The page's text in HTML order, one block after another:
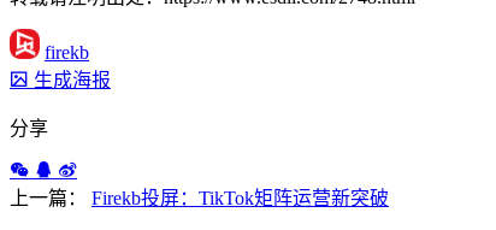
firekb
生成海报
分享
上一篇： Firekb投屏：TikTok矩阵运营新突破